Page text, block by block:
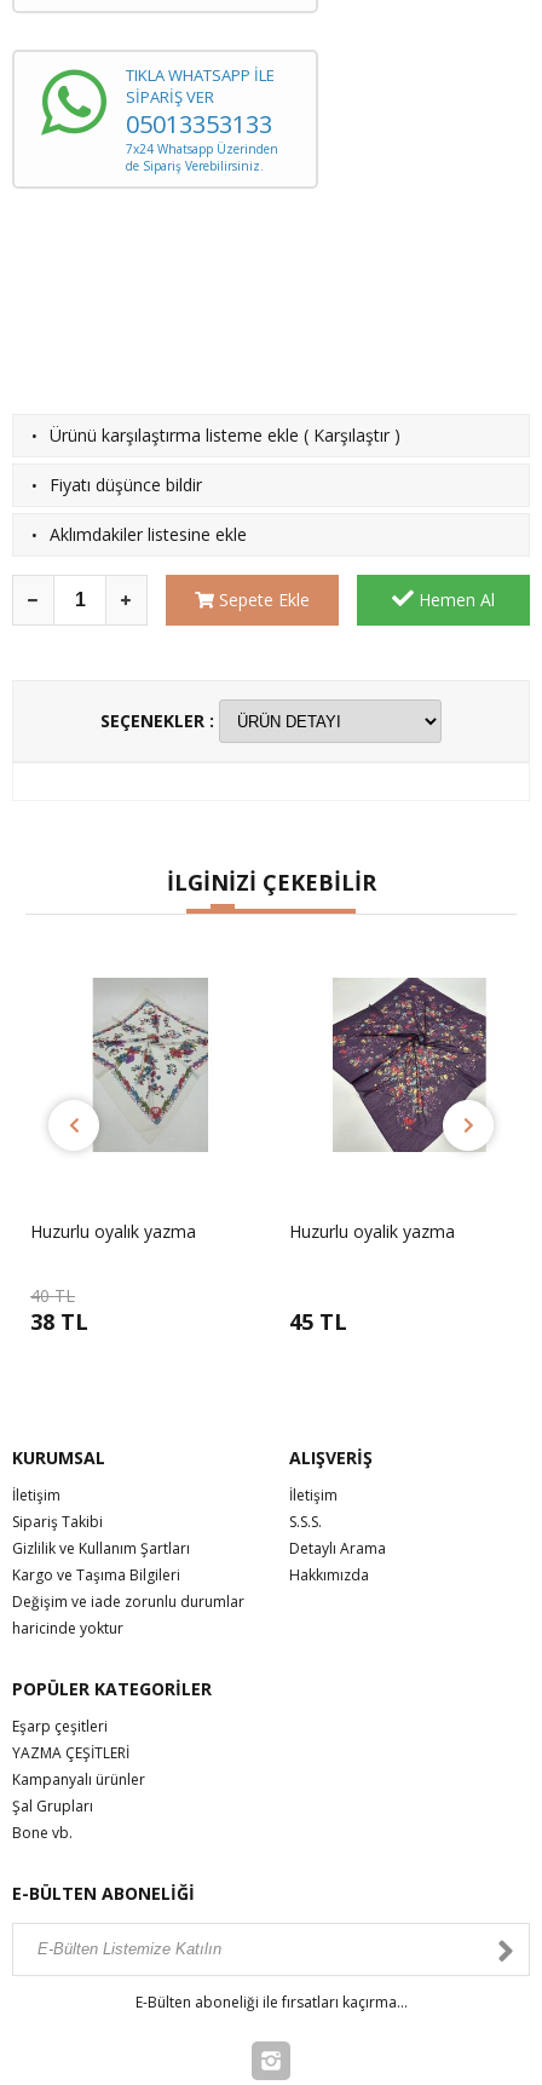
TIKLA WHATSAPP İLE
SİPARİŞ VER
05013353133
7x24 Whatsapp Üzerinden
de Sipariş Verebilirsiniz.
· Ürünü karşılaştırma listeme ekle ( Karşılaştır )
· Fiyatı düşünce bildir
· Aklımdakiler listesine ekle
Sepete Ekle Hemen Al
SEÇENEKLER :
İLGİNİZİ ÇEKEBİLİR
Huzurlu oyalık yazma
40 TL
38 TL
Huzurlu oyalik yazma
45 TL
KURUMSAL
İletişim
Sipariş Takibi
Gizlilik ve Kullanım Şartları
Kargo ve Taşıma Bilgileri
Değişim ve iade zorunlu durumlar
haricinde yoktur
ALIŞVERİŞ
İletişim
S.S.S.
Detaylı Arama
Hakkımızda
POPÜLER KATEGORİLER
Eşarp çeşitleri
YAZMA ÇEŞİTLERİ
Kampanyalı ürünler
Şal Grupları
Bone vb.
E-BÜLTEN ABONELİĞİ
E-Bülten aboneliği ile fırsatları kaçırma...